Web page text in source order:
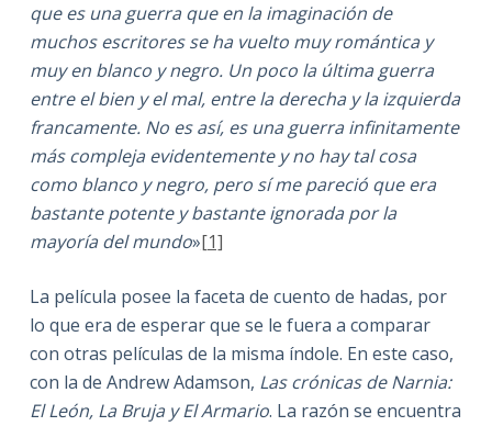
que es una guerra que en la imaginación de
muchos escritores se ha vuelto muy romántica y
muy en blanco y negro. Un poco la última guerra
entre el bien y el mal, entre la derecha y la izquierda
francamente. No es así, es una guerra infinitamente
más compleja evidentemente y no hay tal cosa
como blanco y negro, pero sí me pareció que era
bastante potente y bastante ignorada por la
mayoría del mundo»[1]
La película posee la faceta de cuento de hadas, por
lo que era de esperar que se le fuera a comparar
con otras películas de la misma índole. En este caso,
con la de Andrew Adamson, Las crónicas de Narnia:
El León, La Bruja y El Armario. La razón se encuentra